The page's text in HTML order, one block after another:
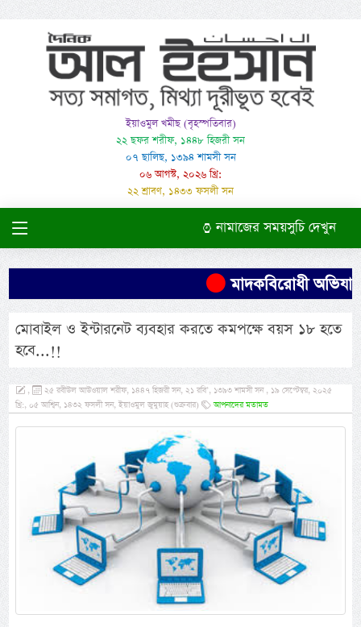
ইয়াওমুল খমীছ (বৃহস্পতিবার)
২২ ছফর শরীফ, ১৪৪৮ হিজরী সন
০৭ ছালিছ, ১৩৯৪ শামসী সন
০৬ আগস্ট, ২০২৬ খ্রি:
২২ শ্রাবণ, ১৪৩৩ ফসলী সন
নামাজের সময়সুচি দেখুন
মাদকবিরোধী
মোবাইল ও ইন্টারনেট ব্যবহার করতে কমপক্ষে বয়স ১৮ হতে
হবে...!!
,
২৫ রবীউল আউওয়াল শরীফ, ১৪৪৭ হিজরী সন, ২১ রবি’, ১৩৯৩ শামসী সন , ১৯ সেপ্টেম্বর, ২০২৫
খ্রি:, ০৫ আশ্বিন, ১৪৩২ ফসলী সন, ইয়াওমুল জুমুয়াহ (শুক্রবার)
আপনাদের মতামত